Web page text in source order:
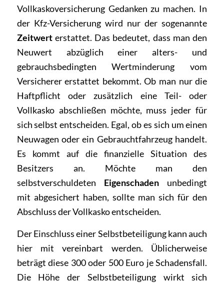
Vollkaskoversicherung Gedanken zu machen. In
der Kfz-Versicherung wird nur der sogenannte
Zeitwerterstattet. Das bedeutet, dass man den
Neuwert abzüglich einer alters- und
gebrauchsbedingten Wertminderung vom
Versicherer erstattet bekommt. Ob man nur die
Haftpflicht oder zusätzlich eine Teil- oder
Vollkasko abschließen möchte, muss jeder für
sich selbst entscheiden. Egal, ob es sich um einen
Neuwagen oder ein Gebrauchtfahrzeug handelt.
Es kommt auf die finanzielle Situation des
Besitzers an. Möchte man den
selbstverschuldeten Eigenschaden unbedingt
mit abgesichert haben, sollte man sich für den
Abschluss der Vollkasko entscheiden.
Der Einschluss einer Selbstbeteiligung kann auch
hier mit vereinbart werden. Üblicherweise
beträgt diese 300 oder 500 Euro je Schadensfall.
Die Höhe der Selbstbeteiligung wirkt sich